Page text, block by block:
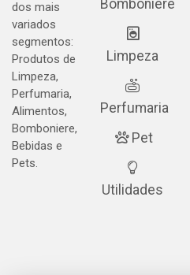
dos mais
variados
segmentos:
Produtos de
Limpeza,
Perfumaria,
Alimentos,
Bomboniere,
Bebidas e
Pets.
Bomboniere
Limpeza
Perfumaria
Pet
Utilidades